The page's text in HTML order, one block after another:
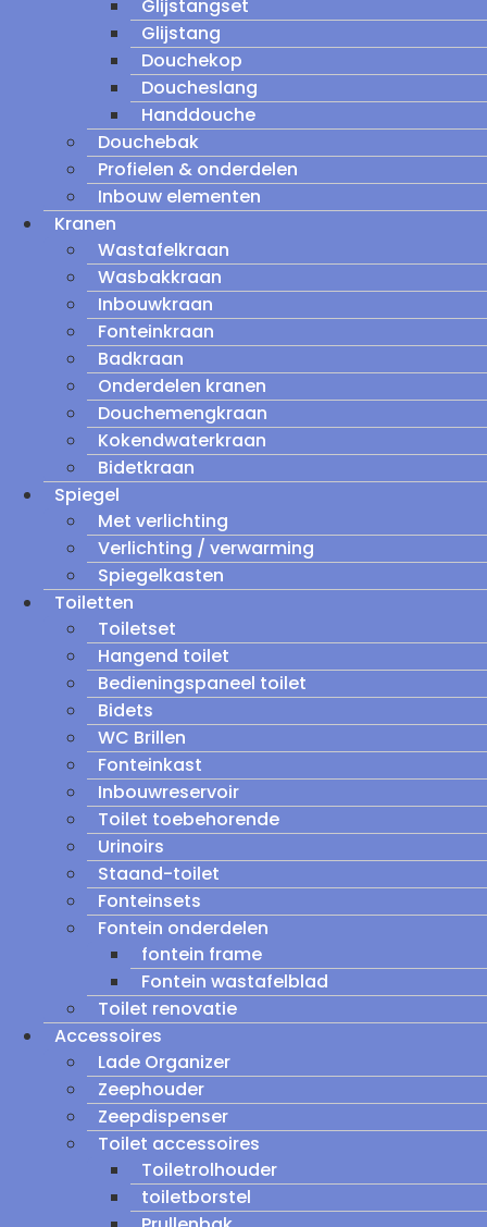
Glijstangset
Glijstang
Douchekop
Doucheslang
Handdouche
Douchebak
Profielen & onderdelen
Inbouw elementen
Kranen
Wastafelkraan
Wasbakkraan
Inbouwkraan
Fonteinkraan
Badkraan
Onderdelen kranen
Douchemengkraan
Kokendwaterkraan
Bidetkraan
Spiegel
Met verlichting
Verlichting / verwarming
Spiegelkasten
Toiletten
Toiletset
Hangend toilet
Bedieningspaneel toilet
Bidets
WC Brillen
Fonteinkast
Inbouwreservoir
Toilet toebehorende
Urinoirs
Staand-toilet
Fonteinsets
Fontein onderdelen
fontein frame
Fontein wastafelblad
Toilet renovatie
Accessoires
Lade Organizer
Zeephouder
Zeepdispenser
Toilet accessoires
Toiletrolhouder
toiletborstel